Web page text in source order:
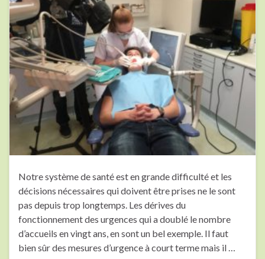
Notre système de santé est en grande difficulté et les
décisions nécessaires qui doivent être prises ne le sont
pas depuis trop longtemps. Les dérives du
fonctionnement des urgences qui a doublé le nombre
d’accueils en vingt ans, en sont un bel exemple. Il faut
bien sûr des mesures d’urgence à court terme mais il …